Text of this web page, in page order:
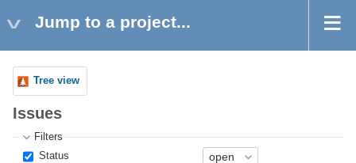
Jump to a project...
Tree view
Issues
Filters
Status